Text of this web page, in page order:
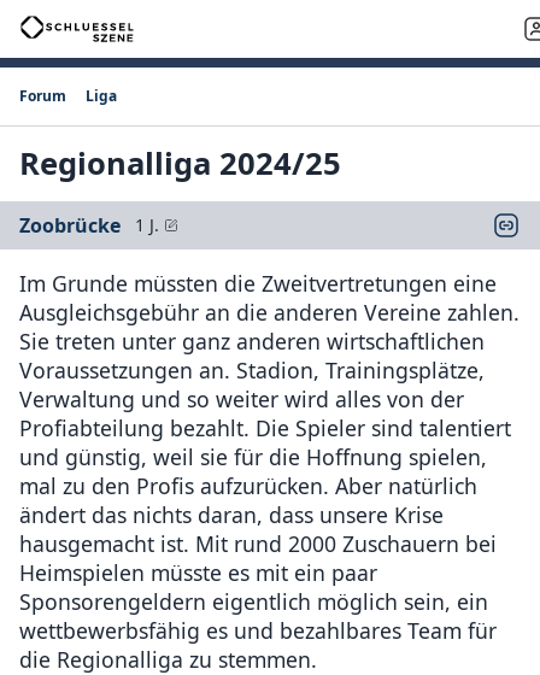
Forum Liga
Regionalliga 2024/25
Zoobrücke 1 J.
Im Grunde müssten die Zweitvertretungen eine
Ausgleichsgebühr an die anderen Vereine zahlen.
Sie treten unter ganz anderen wirtschaftlichen
Voraussetzungen an. Stadion, Trainingsplätze,
Verwaltung und so weiter wird alles von der
Profiabteilung bezahlt. Die Spieler sind talentiert
und günstig, weil sie für die Hoffnung spielen,
mal zu den Profis aufzurücken. Aber natürlich
ändert das nichts daran, dass unsere Krise
hausgemacht ist. Mit rund 2000 Zuschauern bei
Heimspielen müsste es mit ein paar
Sponsorengeldern eigentlich möglich sein, ein
wettbewerbsfähig es und bezahlbares Team für
die Regionalliga zu stemmen.